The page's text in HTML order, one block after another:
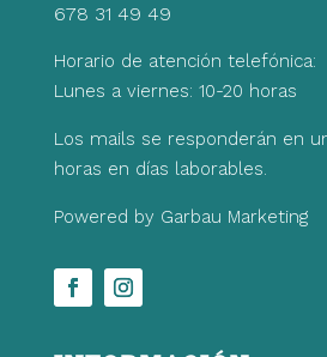
678 31 49 49
Horario de atención telefónica:
Lunes a viernes: 10-20 horas
Los mails se responderán en
horas en días laborables.
Powered by Garbau Marketing